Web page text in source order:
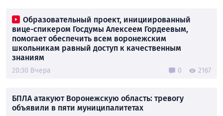
Образовательный проект, инициированный
вице-спикером Госдумы Алексеем Гордеевым,
помогает обеспечить всем воронежским
школьникам равный доступ к качественным
знаниям
20:30 Вчера 0 2167
БПЛА атакуют Воронежскую область: тревогу
объявили в пяти муниципалитетах